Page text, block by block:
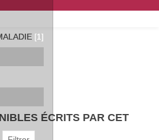
ÉCRITS PAR CET
[1]